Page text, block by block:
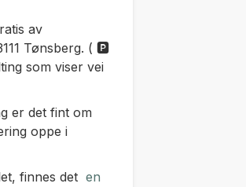
av
Tønsberg. ( 🅿️
som viser vei
er det fint om
oppe i
finnes det en